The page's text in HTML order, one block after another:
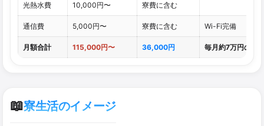
光熱水費 10,000円〜 寮費に含む
通信費 5,000円〜 寮費に含む Wi-Fi完備
月額合計 115,000円〜 36,000円 毎月約7万円の差
📖寮生活のイメージ